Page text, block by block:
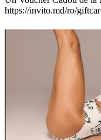
https://invito.md/ro/